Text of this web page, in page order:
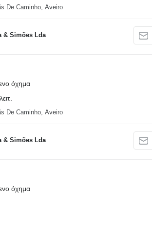
De Caminho, Aveiro
& Simões Lda
όχημα
De Caminho, Aveiro
& Simões Lda
όχημα